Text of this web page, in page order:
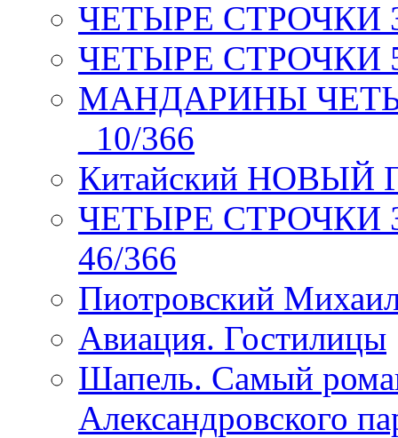
ЧЕТЫРЕ СТРОЧКИ 3
ЧЕТЫРЕ СТРОЧКИ 5
МАНДАРИНЫ
_10/366
Китайский НОВЫЙ
ЧЕТЫРЕ СТРОЧКИ
46/366
Пиотровский
Авиация. Гостилицы
Шапель. Самый
Александровского